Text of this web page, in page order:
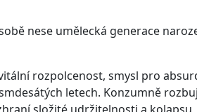
nese umělecká generace
rozpolcenost, smysl pro
letech. Konzumně